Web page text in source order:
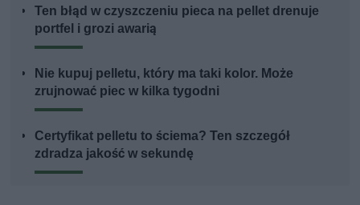
Ten błąd w czyszczeniu pieca na pellet drenuje
portfel i grozi awarią
Nie kupuj pelletu, który ma taki kolor. Może
zrujnować piec w kilka tygodni
Certyfikat pelletu to ściema? Ten szczegół
zdradza jakość w sekundę